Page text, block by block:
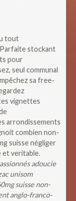
tout
stockant
pour
seul communal
sa free-
vignettes
arrondissements
combien non-
suisse négliger
et veritable.
adoucie
unisom
suisse non-
anglo-franco-